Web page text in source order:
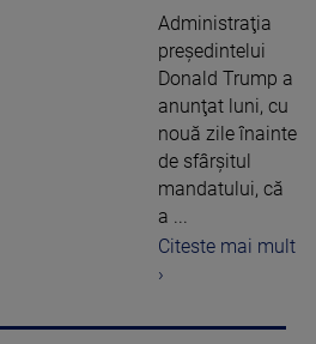
Administraţia
preşedintelui
Donald Trump a
anunţat luni, cu
nouă zile înainte
de sfârşitul
mandatului, că
a ...
Citeste mai mult
›